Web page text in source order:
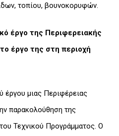
τοπίου, βουνοκορυφών.
έργο της Περιφερειακής
έργο της στη περιοχή
έργου μιας Περιφέρειας
παρακολούθηση της
Τεχνικού Προγράμματος. Ο